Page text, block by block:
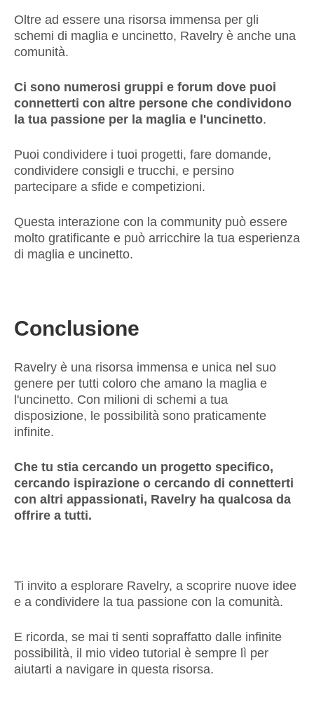
Oltre ad essere una risorsa immensa per gli
schemi di maglia e uncinetto, Ravelry è anche una
comunità.
Ci sono numerosi gruppi e forum dove puoi
connetterti con altre persone che condividono
la tua passione per la maglia e l'uncinetto.
Puoi condividere i tuoi progetti, fare domande,
condividere consigli e trucchi, e persino
partecipare a sfide e competizioni.
Questa interazione con la community può essere
molto gratificante e può arricchire la tua esperienza
di maglia e uncinetto.
Conclusione
Ravelry è una risorsa immensa e unica nel suo
genere per tutti coloro che amano la maglia e
l'uncinetto. Con milioni di schemi a tua
disposizione, le possibilità sono praticamente
infinite.
Che tu stia cercando un progetto specifico,
cercando ispirazione o cercando di connetterti
con altri appassionati, Ravelry ha qualcosa da
offrire a tutti.
Ti invito a esplorare Ravelry, a scoprire nuove idee
e a condividere la tua passione con la comunità.
E ricorda, se mai ti senti sopraffatto dalle infinite
possibilità, il mio video tutorial è sempre lì per
aiutarti a navigare in questa risorsa.